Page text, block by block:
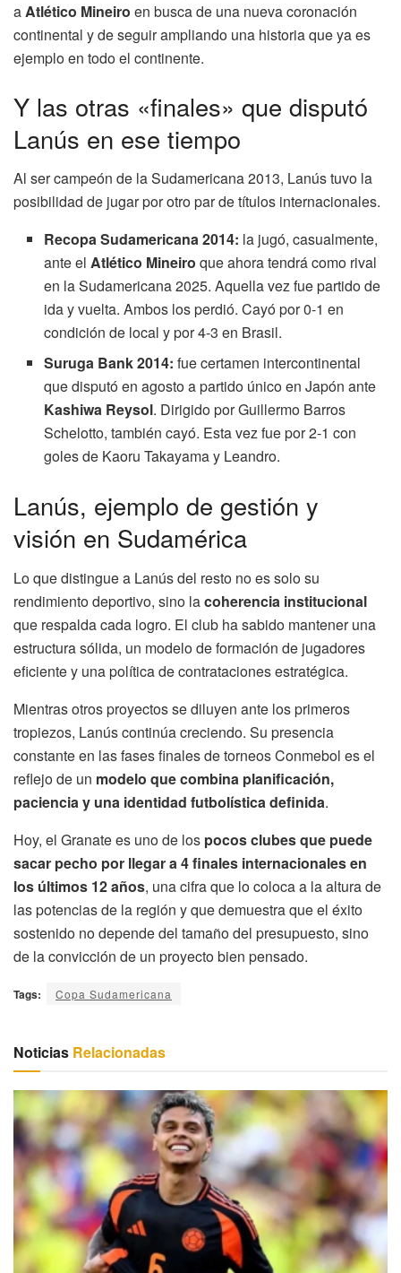
aAtlético Mineiro en busca de una nueva coronación
continental y de seguir ampliando una historia que ya es
ejemplo en todo el continente.
Y las otras «finales» que disputó
Lanús en ese tiempo
Al ser campeón de la Sudamericana 2013, Lanús tuvo la
posibilidad de jugar por otro par de títulos internacionales.
Recopa Sudamericana 2014: la jugó, casualmente,
ante elAtlético Mineiro que ahora tendrá como rival
en la Sudamericana 2025. Aquella vez fue partido de
ida y vuelta. Ambos los perdió. Cayó por 0-1 en
condición de local y por 4-3 en Brasil.
Suruga Bank 2014: fue certamen intercontinental
que disputó en agosto a partido único en Japón ante
Kashiwa Reysol. Dirigido por Guillermo Barros
Schelotto, también cayó. Esta vez fue por 2-1 con
goles de Kaoru Takayama y Leandro.
Lanús, ejemplo de gestión y
visión en Sudamérica
Lo que distingue a Lanús del resto no es solo su
rendimiento deportivo, sino lacoherencia institucional
que respalda cada logro. El club ha sabido mantener una
estructura sólida, un modelo de formación de jugadores
eficiente y una política de contrataciones estratégica.
Mientras otros proyectos se diluyen ante los primeros
tropiezos, Lanús continúa creciendo. Su presencia
constante en las fases finales de torneos Conmebol es el
reflejo de un modelo que combina planificación,
paciencia y una identidad futbolística definida.
Hoy, el Granate es uno de los pocos clubes que puede
sacar pecho por llegar a 4 finales internacionales en
los últimos 12 años, una cifra que lo coloca a la altura de
las potencias de la región y que demuestra que el éxito
sostenido no depende del tamaño del presupuesto, sino
de la convicción de un proyecto bien pensado.
Tags: Copa Sudamericana
Noticias Relacionadas